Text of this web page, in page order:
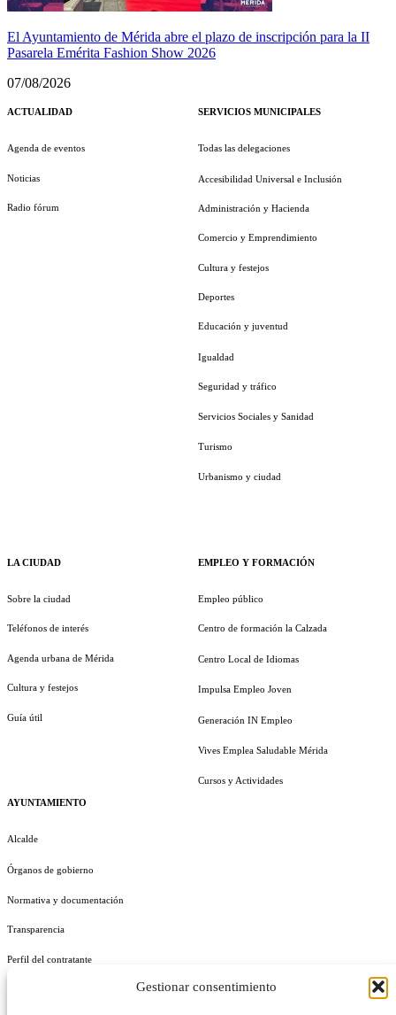
Gestionar consentimiento
El Ayuntamiento de Mérida abre el plazo de inscripción para la II
Pasarela Emérita Fashion Show 2026
07/08/2026
ACTUALIDAD
Agenda de eventos
Noticias
Radio fórum
LA CIUDAD
Sobre la ciudad
Teléfonos de interés
Agenda urbana de Mérida
Cultura y festejos
Guía útil
AYUNTAMIENTO
Alcalde
Órganos de gobierno
Normativa y documentación
Transparencia
Perfil del contratante
SERVICIOS MUNICIPALES
Todas las delegaciones
Accesibilidad Universal e Inclusión
Administración y Hacienda
Comercio y Emprendimiento
Cultura y festejos
Deportes
Educación y juventud
Igualdad
Seguridad y tráfico
Servicios Sociales y Sanidad
Turismo
Urbanismo y ciudad
EMPLEO Y FORMACIÓN
Empleo público
Centro de formación la Calzada
Centro Local de Idiomas
Impulsa Empleo Joven
Generación IN Empleo
Vives Emplea Saludable Mérida
Cursos y Actividades